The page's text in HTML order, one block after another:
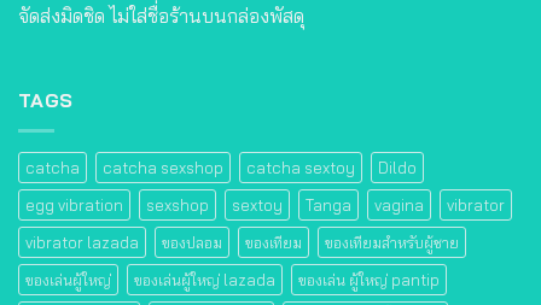
จัดส่งมิดชิด ไม่ใส่ชื่อร้านบนกล่องพัสดุ
TAGS
catcha catcha sexshop catcha sextoy
Dildo
egg vibration
sexshop sextoy Tanga vagina
vibrator
vibrator lazada
ของปลอม ของเทียม
ของเทียมสําหรับผู้ชาย
ของเล่นผู้ใหญ่
ของเล่นผู้ใหญ่ lazada
ของเล่น ผู้ใหญ่ pantip